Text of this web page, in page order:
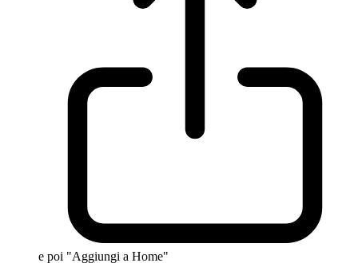
e poi "Aggiungi a Home"